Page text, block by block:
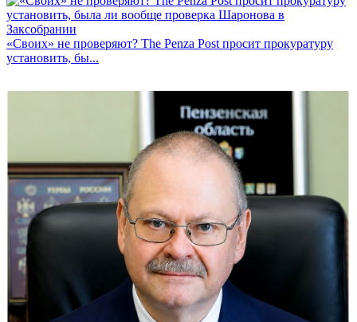
«Своих» не проверяют? The Penza Post просит прокуратуру
установить, бы...